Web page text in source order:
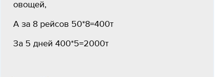
овощей,
А за 8 рейсов 50*8=400т
За 5 дней 400*5=2000т